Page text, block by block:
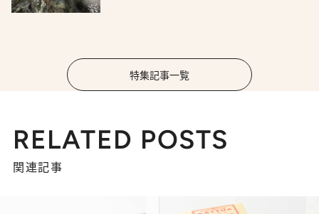
特集記事一覧
RELATED POSTS
関連記事